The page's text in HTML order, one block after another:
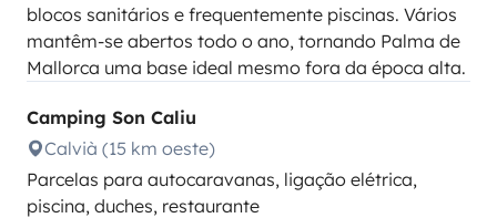
blocos sanitários e frequentemente piscinas. Vários
mantêm-se abertos todo o ano, tornando Palma de
Mallorca uma base ideal mesmo fora da época alta.
Camping Son Caliu
Calvià (15 km oeste)
Parcelas para autocaravanas, ligação elétrica,
piscina, duches, restaurante